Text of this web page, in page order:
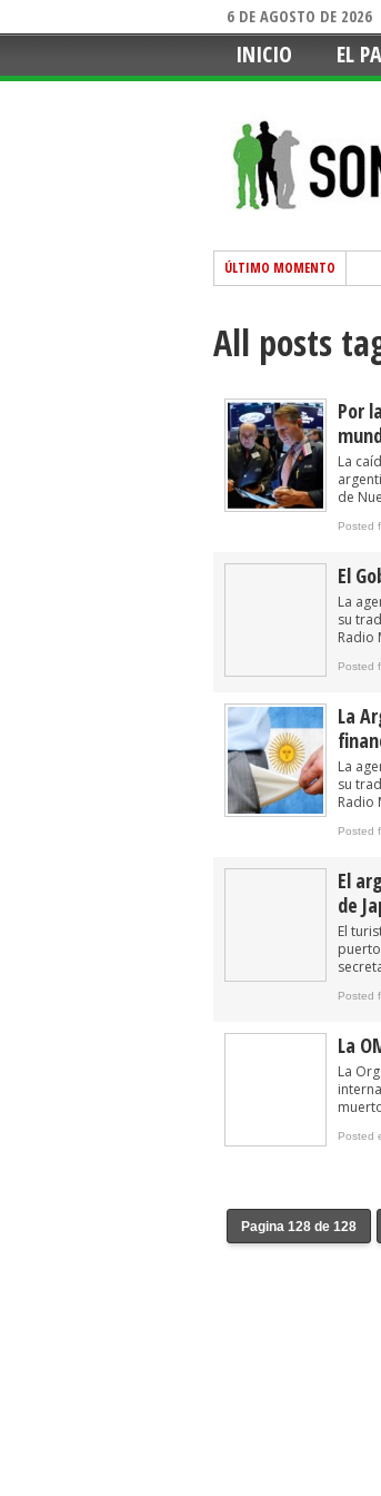
6 DE AGOSTO DE 2026
INICIO EL
ÚLTIMO MOMENTO
All posts
Por
La
de
Posted
El
La
su
Radio
Posted
La
La
su
Radio
Posted
El
de
El
Posted
La
La
Posted
Pagina 128 de 128